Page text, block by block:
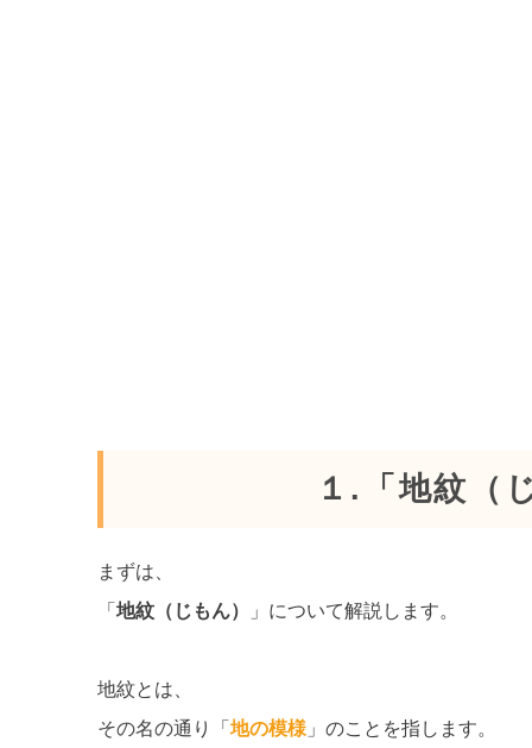
１.「地紋（
まずは、
「 地紋（じもん） 」について解説します。
地紋とは、
その名の通り「 地の模様 」のことを指します。